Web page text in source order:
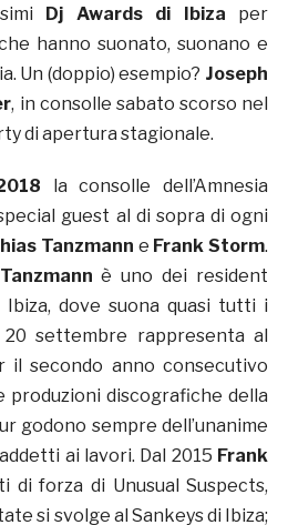
Dj Awards di Ibiza per
hanno suonato, suonano e
Un (doppio) esempio? Joseph
, in consolle sabato scorso nel
di apertura stagionale.
la consolle dell’Amnesia
guest al di sopra di ogni
Tanzmann e Frank Storm.
è uno dei resident
dove suona quasi tutti i
settembre rappresenta al
il secondo anno consecutivo
produzioni discografiche della
godono sempre dell’unanime
ai lavori. Dal 2015 Frank
di forza di Unusual Suspects,
si svolge al Sankeys di Ibiza;